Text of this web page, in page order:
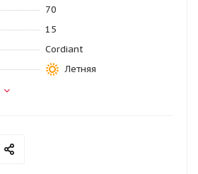
70
15
Cordiant
Летняя